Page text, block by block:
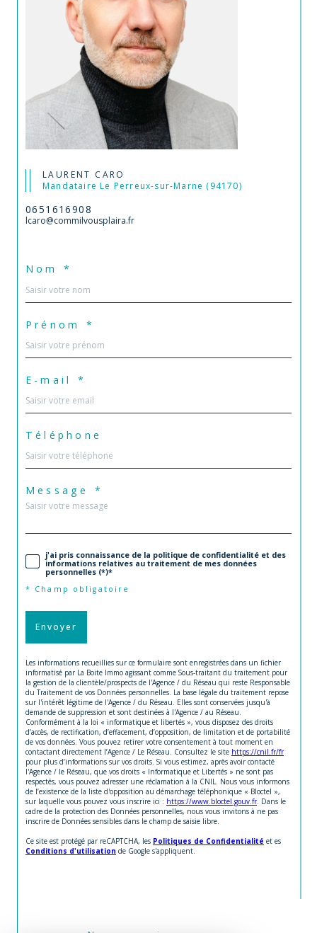
LAURENT CARO
Mandataire Le Perreux-sur-Marne (94170)
0651616908
lcaro@commilvousplaira.fr
Nom *
Prénom *
E-mail *
Téléphone
Message *
j'ai pris connaissance de la politique de confidentialité et des
informations relatives au traitement de mes données
personnelles (*)*
* Champ obligatoire
Envoyer
Les informations recueillies sur ce formulaire sont enregistrées dans un fichier
informatisé par La Boite Immo agissant comme Sous-traitant du traitement pour
la gestion de la clientèle/prospects de l'Agence / du Réseau qui reste Responsable
du Traitement de vos Données personnelles. La base légale du traitement repose
sur l'intérêt légitime de l'Agence / du Réseau. Elles sont conservées jusqu'à
demande de suppression et sont destinées à l'Agence / au Réseau.
Conformément à la loi « informatique et libertés », vous disposez des droits
d’accès, de rectification, d’effacement, d’opposition, de limitation et de portabilité
de vos données. Vous pouvez retirer votre consentement à tout moment en
contactant directement l’Agence / Le Réseau. Consultez le site https://cnil.fr/fr
pour plus d’informations sur vos droits. Si vous estimez, après avoir contacté
l'Agence / le Réseau, que vos droits « Informatique et Libertés » ne sont pas
respectés, vous pouvez adresser une réclamation à la CNIL. Nous vous informons
de l’existence de la liste d'opposition au démarchage téléphonique « Bloctel »,
sur laquelle vous pouvez vous inscrire ici : https://www.bloctel.gouv.fr. Dans le
cadre de la protection des Données personnelles, nous vous invitons à ne pas
inscrire de Données sensibles dans le champ de saisie libre.
Ce site est protégé par reCAPTCHA, les Politiques de Confidentialité et es
Conditions d'utilisation de Google s'appliquent.